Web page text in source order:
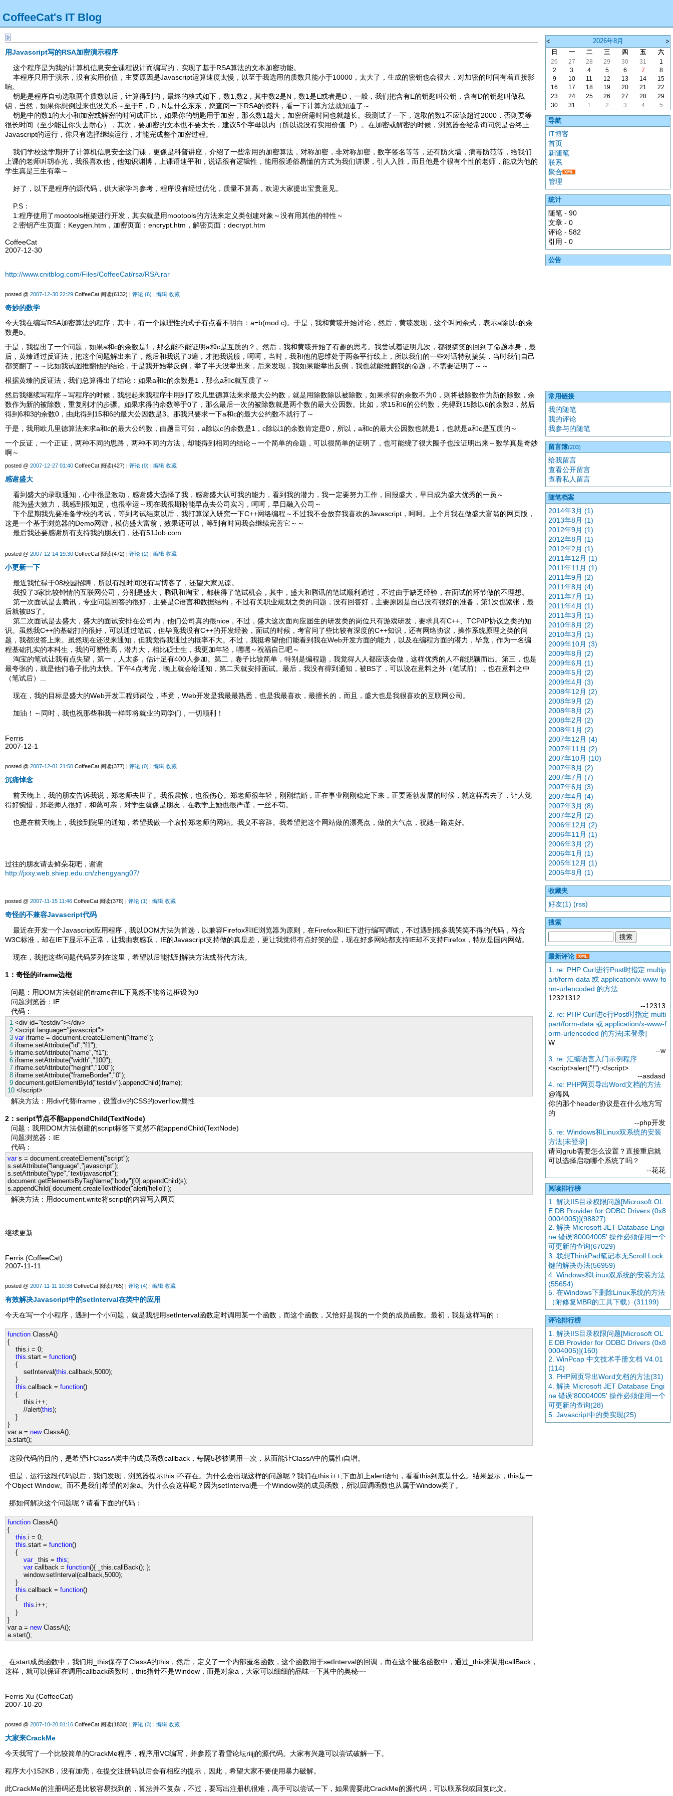
CoffeeCat's IT Blog
用Javascript写的RSA加密演示程序
这个程序是为我的计算机信息安全课程设计而编写的，实现了基于RSA算法的文本加密功能。
本程序只用于演示，没有实用价值，主要原因是Javascript运算速度太慢，以至于我选用的质数只能小于10000，太大了，生成的密钥也会很大，对加密的时间有着直接影
响。
钥匙是程序自动选取两个质数以后，计算得到的，最终的格式如下，数1,数2，其中数2是N，数1是E或者是D，一般，我们把含有E的钥匙叫公钥，含有D的钥匙叫做私
钥，当然，如果你想倒过来也没关系～至于E，D，N是什么东东，您查阅一下RSA的资料，看一下计算方法就知道了～
钥匙中的数1的大小和加密或解密的时间成正比，如果你的钥匙用于加密，那么数1越大，加密所需时间也就越长。我测试了一下，选取的数1不应该超过2000，否则要等
很长时间（至少能让你失去耐心），其次，要加密的文本也不要太长，建议5个字母以内（所以说没有实用价值 :P）。在加密或解密的时候，浏览器会经常询问您是否终止
Javascript的运行，你只有选择继续运行，才能完成整个加密过程。
我们学校这学期开了计算机信息安全这门课，更像是科普讲座，介绍了一些常用的加密算法，对称加密，非对称加密，数字签名等等，还有防火墙，病毒防范等，给我们
上课的老师叫胡春光，我很喜欢他，他知识渊博，上课语速平和，说话很有逻辑性，能用很通俗易懂的方式为我们讲课，引人入胜，而且他是个很有个性的老师，能成为他的
学生真是三生有幸～
好了，以下是程序的源代码，供大家学习参考，程序没有经过优化，质量不算高，欢迎大家提出宝贵意见。
P.S：
1:程序使用了mootools框架进行开发，其实就是用mootools的方法来定义类创建对象～没有用其他的特性～
2:密钥产生页面：Keygen.htm，加密页面：encrypt.htm，解密页面：decrypt.htm
CoffeeCat
2007-12-30
http://www.cnitblog.com/Files/CoffeeCat/rsa/RSA.rar
posted @ 2007-12-30 22:29 CoffeeCat 阅读(6132) | 评论 (6) | 编辑 收藏
奇妙的数学
今天我在编写RSA加密算法的程序，其中，有一个原理性的式子有点看不明白：a=b(mod c)。于是，我和黄臻开始讨论，然后，黄臻发现，这个叫同余式，表示a除以c的余
数是b。
于是，我提出了一个问题，如果a和c的余数是1，那么能不能证明a和c是互质的？。然后，我和黄臻开始了有趣的思考。我尝试着证明几次，都很搞笑的回到了命题本身，最
后，黄臻通过反证法，把这个问题解出来了，然后和我说了3遍，才把我说服，呵呵，当时，我和他的思维处于两条平行线上，所以我们的一些对话特别搞笑，当时我们自己
都笑翻了～～比如我试图推翻他的结论，于是我开始举反例，举了半天没举出来，后来发现，我如果能举出反例，我也就能推翻我的命题，不需要证明了～～
根据黄臻的反证法，我们总算得出了结论：如果a和c的余数是1，那么a和c就互质了～
然后我继续写程序～写程序的时候，我想起来我程序中用到了欧几里德算法来求最大公约数，就是用除数除以被除数，如果求得的余数不为0，则将被除数作为新的除数，余
数作为新的被除数，重复刚才的步骤。如果求得的余数等于0了，那么最后一次的被除数就是两个数的最大公因数。比如，求15和6的公约数，先得到15除以6的余数3，然后
得到6和3的余数0，由此得到15和6的最大公因数是3。那我只要求一下a和c的最大公约数不就行了～
于是，我用欧几里德算法来求a和c的最大公约数，由题目可知，a除以c的余数是1，c除以1的余数肯定是0，所以，a和c的最大公因数也就是1，也就是a和c是互质的～
一个反证，一个正证，两种不同的思路，两种不同的方法，却能得到相同的结论～一个简单的命题，可以很简单的证明了，也可能绕了很大圈子也没证明出来～数学真是奇妙
啊～
posted @ 2007-12-27 01:40 CoffeeCat 阅读(427) | 评论 (0) 编辑 收藏
感谢盛大
看到盛大的录取通知，心中很是激动，感谢盛大选择了我，感谢盛大认可我的能力，看到我的潜力，我一定要努力工作，回报盛大，早日成为盛大优秀的一员～
能为盛大效力，我感到很知足，也很幸运～现在我很期盼能早点去公司实习，呵呵，早日融入公司～
下个星期我先要准备学校的考试，等到考试结束以后，我打算深入研究一下C++网络编程～不过我不会放弃我喜欢的Javascript，呵呵。上个月我在做盛大富翁的网页版，
这是一个基于浏览器的Demo网游，模仿盛大富翁，效果还可以，等到有时间我会继续完善它～～
最后我还要感谢所有支持我的朋友们，还有51Job.com
posted @ 2007-12-14 19:30 CoffeeCat 阅读(472) | 评论 (2) 编辑 收藏
小更新一下
最近我忙碌于08校园招聘，所以有段时间没有写博客了，还望大家见谅。
我投了3家比较钟情的互联网公司，分别是盛大，腾讯和淘宝，都获得了笔试机会，其中，盛大和腾讯的笔试顺利通过，不过由于缺乏经验，在面试的环节做的不理想。
第一次面试是去腾讯，专业问题回答的很好，主要是C语言和数据结构，不过有关职业规划之类的问题，没有回答好，主要原因是自己没有很好的准备，第1次也紧张，最
后就被BS了。
第二次面试是去盛大，盛大的面试安排在公司内，他们公司真的很nice，不过，盛大这次面向应届生的研发类的岗位只有游戏研发，要求具有C++、TCP/IP协议之类的知
识。虽然我C++的基础打的很好，可以通过笔试，但毕竟我没有C++的开发经验，面试的时候，考官问了些比较有深度的C++知识，还有网络协议，操作系统原理之类的问
题，我都没答上来。虽然现在还没来通知，但我觉得我通过的概率不大。不过，我挺希望他们能看到我在Web开发方面的能力，以及在编程方面的潜力，毕竟，作为一名编
程基础扎实的本科生，我的可塑性高，潜力大，相比硕士生，我更加年轻，嘿嘿～祝福自己吧～
淘宝的笔试让我有点失望，第一，人太多，估计足有400人参加。第二，卷子比较简单，特别是编程题，我觉得人人都应该会做，这样优秀的人不能脱颖而出。第三，也是
最夸张的，就是他们卷子批的太快。下午4点考完，晚上就会给通知，第二天就安排面试。最后，我没有得到通知，被BS了，可以说在意料之外（笔试前），也在意料之中
（笔试后）...
现在，我的目标是盛大的Web开发工程师岗位，毕竟，Web开发是我最最熟悉，也是我最喜欢，最擅长的，而且，盛大也是我很喜欢的互联网公司。
加油！～同时，我也祝那些和我一样即将就业的同学们，一切顺利！
Ferris
2007-12-1
posted @ 2007-12-01 21:50 CoffeeCat 阅读(377) | 评论 (0) 编辑 收藏
沉痛悼念
前天晚上，我的朋友告诉我说，郑老师去世了。我很震惊，也很伤心。郑老师很年轻，刚刚结婚，正在事业刚刚稳定下来，正要蓬勃发展的时候，就这样离去了，让人觉
得好惋惜，郑老师人很好，和蔼可亲，对学生就像是朋友，在教学上她也很严谨，一丝不苟。
也是在前天晚上，我接到院里的通知，希望我做一个哀悼郑老师的网站。我义不容辞。我希望把这个网站做的漂亮点，做的大气点，祝她一路走好。
过往的朋友请去鲜朵花吧，谢谢
http://jxxy.web.shiep.edu.cn/zhengyang07/
posted @ 2007-11-15 11:46 CoffeeCat 阅读(378) | 评论 (1) 编辑 收藏
奇怪的不兼容Javascript代码
最近在开发一个Javascript应用程序，我以DOM方法为首选，以兼容Firefox和IE浏览器为原则，在Firefox和IE下进行编写调试，不过遇到很多我哭笑不得的代码，符合
W3C标准，却在IE下显示不正常，让我由衷感叹，IE的Javascript支持做的真是差，更让我觉得有点好笑的是，现在好多网站都支持IE却不支持Firefox，特别是国内网站。
现在，我把这些问题代码罗列在这里，希望以后能找到解决方法或替代方法。
1：奇怪的iframe边框
问题：用DOM方法创建的iframe在IE下竟然不能将边框设为0
问题浏览器：IE
代码：
1 <div id="testdiv"></div>
2 <script language="javascript">
3 variframe = document.createElement("iframe");
4 iframe.setAttribute("id","f1");
5 iframe.setAttribute("name","f1");
6 iframe.setAttribute("width","100");
7 iframe.setAttribute(" height","100");
8 iframe.setAttribute("frameBorder","0");
9 document.getElementById("testdiv").appendChild(iframe);
10 </script>
解决方法：用div代替iframe，设置div的CSS的overflow属性
2：script节点不能appendChild(TextNode)
问题：我用DOM方法创建的script标签下竟然不能appendChild(TextNode)
问题浏览器：IE
代码：
vars = document.createElement("script");
s.setAttribute(" language","javascript");
s.setAttribute("type","text/javascript");
document.getElementsByTagName(" body")[0].appendChild(s);
s.appendChild( document.createTextNode("alert('hello')");
解决方法：用document.write将script的内容写入网页
继续更新...
Ferris (CoffeeCat)
2007-11-11
posted @ 2007-11-11 10:38 CoffeeCat 阅读(765) | 评论 (4) 编辑 收藏
有效解决Javascript中的setInterval在类中的应用
今天在写一个小程序，遇到一个小问题，就是我想用setInterval函数定时调用某一个函数，而这个函数，又恰好是我的一个类的成员函数。最初，我是这样写的：
function ClassA()
{
this.i = 0;
this.start = function()
{
setInterval(this.callback,5000);
}
this.callback = function()
{
this.i++;
//alert(this);
}
}
var a = newClassA();
a.start();
这段代码的目的，是希望让ClassA类中的成员函数callback，每隔5秒被调用一次，从而能让ClassA中的属性i自增。
但是，运行这段代码以后，我们发现，浏览器提示this.i不存在。为什么会出现这样的问题呢？我们在this.i++;下面加上alert语句，看看this到底是什么。结果显示，this是一
个Object Window。而不是我们希望的对象a。为什么会这样呢？因为setInterval是一个Window类的成员函数，所以回调函数也从属于Window类了。
那如何解决这个问题呢？请看下面的代码：
function ClassA()
{
this.i = 0;
this.start = function()
{
var_this = this;
varcallback = function(){ _this.callBack(); };
window.setInterval(callback,5000);
}
this.callback = function()
{
this.i++;
}
}
var a = newClassA();
a.start();
在start成员函数中，我们用_this保存了ClassA的this，然后，定义了一个内部匿名函数，这个函数用于setInterval的回调，而在这个匿名函数中，通过_this来调用callBack，
这样，就可以保证在调用callback函数时，this指针不是Window，而是对象a，大家可以细细的品味一下其中的奥秘~~
Ferris Xu (CoffeeCat)
2007-10-20
posted @ 2007-10-20 01:16 CoffeeCat 阅读(1830) | 评论 (3) | 编辑 收藏
大家来CrackMe
今天我写了一个比较简单的CrackMe程序，程序用VC编写，并参照了看雪论坛riijj的源代码。大家有兴趣可以尝试破解一下。
程序大小152KB，没有加壳，在提交注册码以后会有相应的提示，因此，希望大家不要使用暴力破解。
此CrackMe的注册码还是比较容易找到的，算法并不复杂，不过，要写出注册机很难，高手可以尝试一下，如果需要此CrackMe的源代码，可以联系我或回复此文。
< 2026年8月 >
日 一 二 三 四 五
六
26
27 28 29 30 31
1
2
3 4 5 6 7
8
9
10 11 12 13 14
15
16
17 18 19 20 21
22
23
24 25 26 27 28
29
30
31 1 2 3 4 5
导航
IT博客
首页
新随笔
联系
聚合
管理
统计
随笔 - 90
文章 - 0
评论 - 582
引用 - 0
公告
常用链接
我的随笔
我的评论
我参与的随笔
留言簿(203)
给我留言
查看公开留言
查看私人留言
随笔档案
2014年3月 (1)
2013年8月 (1)
2012年9月 (1)
2012年8月 (1)
2012年2月 (1)
2011年12月 (1)
2011年11月 (1)
2011年9月 (2)
2011年8月 (4)
2011年7月 (1)
2011年4月 (1)
2011年3月 (1)
2010年8月 (2)
2010年3月 (1)
2009年10月 (3)
2009年8月 (2)
2009年6月 (1)
2009年5月 (2)
2009年4月 (3)
2008年12月 (2)
2008年9月 (2)
2008年8月 (2)
2008年2月 (2)
2008年1月 (2)
2007年12月 (4)
2007年11月 (2)
2007年10月 (10)
2007年8月 (2)
2007年7月 (7)
2007年6月 (3)
2007年4月 (4)
2007年3月 (8)
2007年2月 (2)
2006年12月 (2)
2006年11月 (1)
2006年3月 (2)
2006年1月 (1)
2005年12月 (1)
2005年8月 (1)
收藏夹
好友(1) (rss)
搜索
最新评论
1. re: PHP Curl进行Post时指定 multip
art/form-data 或 application/x-www-fo
rm-urlencoded 的方法
12321312
--12313
2. re: PHP Curl进e行Post时指定 multi
part/form-data 或 application/x-www-f
orm-urlencoded 的方法[未登录]
W
--w
3. re: 汇编语言入门示例程序
<script>alert("!"):</script>
--asdasd
4. re: PHP网页导出Word文档的方法
@海风
你的那个header协议是在什么地方写
的
--php开发
5. re: Windows和Linux双系统的安装
方法[未登录]
请问grub需要怎么设置？直接重启就
可以选择启动哪个系统了吗？
--花花
阅读排行榜
1. 解决IIS目录权限问题[Microsoft OL
E DB Provider for ODBC Drivers (0x8
0004005)](98827)
2. 解决 Microsoft JET Database Engi
ne 错误'80004005' 操作必须使用一个
可更新的查询(67029)
3. 联想ThinkPad笔记本无Scroll Lock
键的解决办法(56959)
4. Windows和Linux双系统的安装方法
(55654)
5. 在Windows下删除Linux系统的方法
（附修复MBR的工具下载）(31199)
评论排行榜
1. 解决IIS目录权限问题[Microsoft OL
E DB Provider for ODBC Drivers (0x8
0004005)](160)
2. WinPcap 中文技术手册文档 V4.01
(114)
3. PHP网页导出Word文档的方法(31)
4. 解决 Microsoft JET Database Engi
ne 错误'80004005' 操作必须使用一个
可更新的查询(28)
5. Javascript中的类实现(25)